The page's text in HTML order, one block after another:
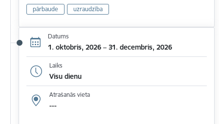
pārbaude uzraudzība
Datums
1. oktobris, 2026 – 31. decembris, 2026
Laiks
Visu dienu
Atrašanās vieta
---